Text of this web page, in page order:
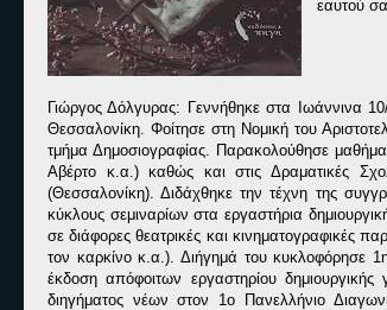
εαυτού
Γιώργος Δόλγυρας: Γεννήθηκε στα Ιωάννινα
Θεσσαλονίκη. Φοίτησε στη Νομική του
τμήμα Δημοσιογραφίας. Παρακολούθησε
Aβέρτο κ.α.) καθώς και στις Δραματικές
(Θεσσαλονίκη). Διδάχθηκε την τέχνη της
κύκλους σεμιναρίων στα εργαστήρια
σε διάφορες θεατρικές και κινηματογραφικές
τον καρκίνο κ.α.). Διήγημά του κυκλοφόρησε
έκδοση απόφοιτων εργαστηρίου
διηγήματος νέων στον 1ο Πανελλήνιο